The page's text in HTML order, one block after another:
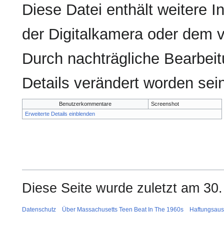
Diese Datei enthält weitere
der Digitalkamera oder dem
Durch nachträgliche
Details verändert worden
Benutzerkommentare
Screenshot
Erweiterte Details einblenden
Diese Seite wurde zuletzt am
Datenschutz Über Massachusetts Teen Beat In The 1960s